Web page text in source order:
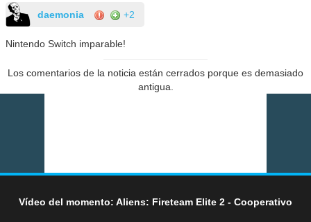
daemonia +2
Nintendo Switch imparable!
Los comentarios de la noticia están cerrados porque es demasiado
antigua.
Vídeo del momento: Aliens: Fireteam Elite 2 - Cooperativo